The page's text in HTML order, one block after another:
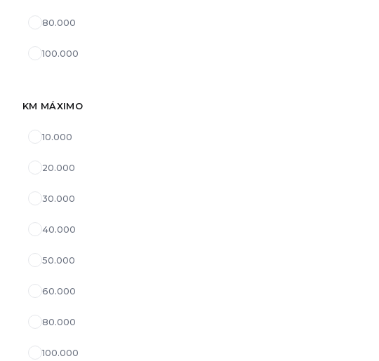
80.000
100.000
KM MÁXIMO
10.000
20.000
30.000
40.000
50.000
60.000
80.000
100.000